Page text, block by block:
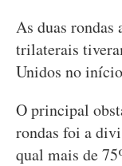
As duas rondas
trilaterais
Unidos no
O principal
rondas foi a
qual mais de